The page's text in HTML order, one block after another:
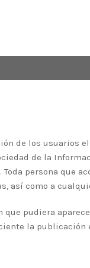
de los usuarios
de la
persona que
así como a
pudiera
la publicación